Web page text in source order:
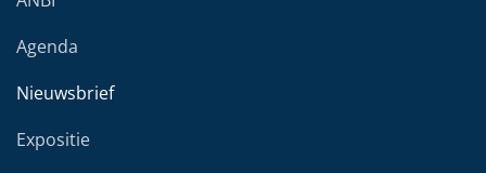
Agenda
Nieuwsbrief
Expositie